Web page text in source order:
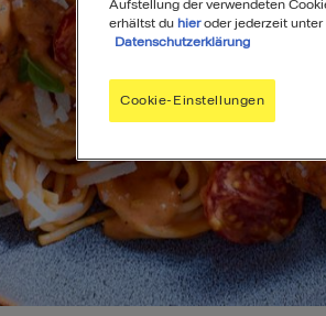
Aufstellung der verwendeten
erhältst du hieroder jederzeit unter
Datenschutzerklärung
Cookie-Einstellungen